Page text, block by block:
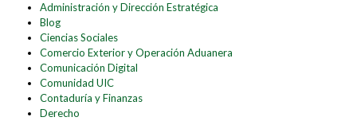
Administración y Dirección Estratégica
Blog
Ciencias Sociales
Comercio Exterior y Operación Aduanera
Comunicación Digital
Comunidad UIC
Contaduría y Finanzas
Derecho